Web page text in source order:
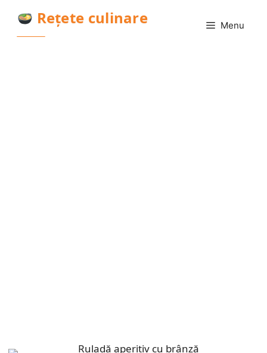
conținut
Rețete culinare Menu